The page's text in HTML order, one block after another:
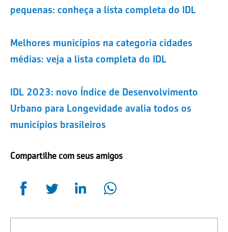
pequenas: conheça a lista completa do IDL
Melhores municípios na categoria cidades
médias: veja a lista completa do IDL
IDL 2023: novo Índice de Desenvolvimento
Urbano para Longevidade avalia todos os
municípios brasileiros
Compartilhe com seus amigos